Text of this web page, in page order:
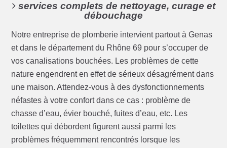
services complets de nettoyage, curage et
débouchage
Notre entreprise de plomberie intervient partout à Genas
et dans le département du Rhône 69 pour s’occuper de
vos canalisations bouchées. Les problèmes de cette
nature engendrent en effet de sérieux désagrément dans
une maison. Attendez-vous à des dysfonctionnements
néfastes à votre confort dans ce cas : problème de
chasse d’eau, évier bouché, fuites d’eau, etc. Les
toilettes qui débordent figurent aussi parmi les
problèmes fréquemment rencontrés lorsque les